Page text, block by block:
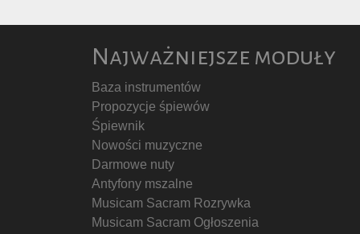
Najważniejsze moduły
Baza instrumentów
Propozycje śpiewów
Śpiewnik
Nowości muzyczne
Darmowe nuty
Antyfony mszalne
Musicam Sacram Rozrywka
Musicam Sacram Ogłoszenia